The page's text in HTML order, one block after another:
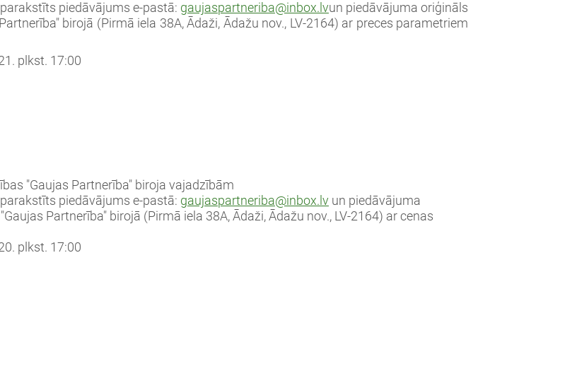
piedāvājums e-pastā: gaujaspartneriba@inbox.lvun piedāvājuma oriģināls
birojā (Pirmā iela 38A, Ādaži, Ādažu nov., LV-2164) ar preces parametriem
plkst. 17:00
"Gaujas Partnerība" biroja vajadzībām
piedāvājums e-pastā: gaujaspartneriba@inbox.lv un piedāvājuma
Partnerība" birojā (Pirmā iela 38A, Ādaži, Ādažu nov., LV-2164) ar cenas
plkst. 17:00